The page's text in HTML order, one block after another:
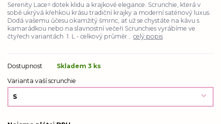
Serenity Lace= dotek klidu a krajkové elegance. Scrunchie, která v
sobě ukrývá křehkou krásu tradiční krajky a moderní saténový luxus.
Dodá vašemu ůčesu okamžitý šmrnc, ať už se chystáte na kávu s
kamarádkou nebo na slavnostní večeři Scrunchies vyrábíme ve
čtyřech variantách 1. L - celkový průměr... celý popis
Dostupnost
Skladem 3 ks
Varianta vaší scrunchie